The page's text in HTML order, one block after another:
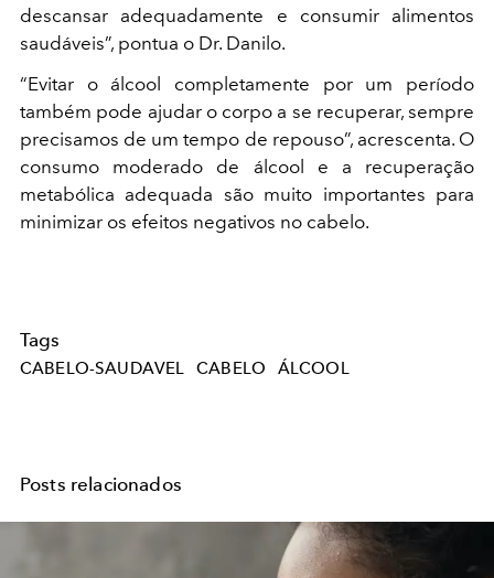
descansar adequadamente e consumir alimentos
saudáveis”, pontua o Dr. Danilo.
“Evitar o álcool completamente por um período
também pode ajudar o corpo a se recuperar, sempre
precisamos de um tempo de repouso”, acrescenta. O
consumo moderado de álcool e a recuperação
metabólica adequada são muito importantes para
minimizar os efeitos negativos no cabelo.
Tags
CABELO-SAUDAVEL CABELO ÁLCOOL
Posts relacionados